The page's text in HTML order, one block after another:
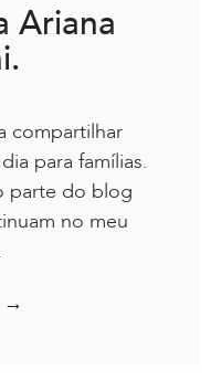
Ariana
compartilhar
para famílias.
parte do blog
no meu
→